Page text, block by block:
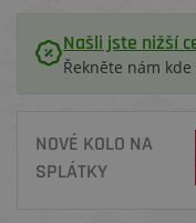
Našli jste nižší
Řekněte nám
NOVÉ KOLO NA
SPLÁTKY